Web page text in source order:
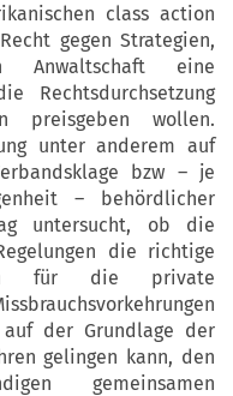
class action
gegen Strategien,
Anwaltschaft eine
Rechtsdurchsetzung
preisgeben wollen.
unter anderem auf
bzw – je
– behördlicher
untersucht, ob die
die richtige
für die private
der Grundlage der
gelingen kann, den
gemeinsamen